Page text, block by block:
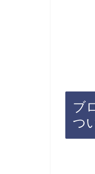
ブ
つ